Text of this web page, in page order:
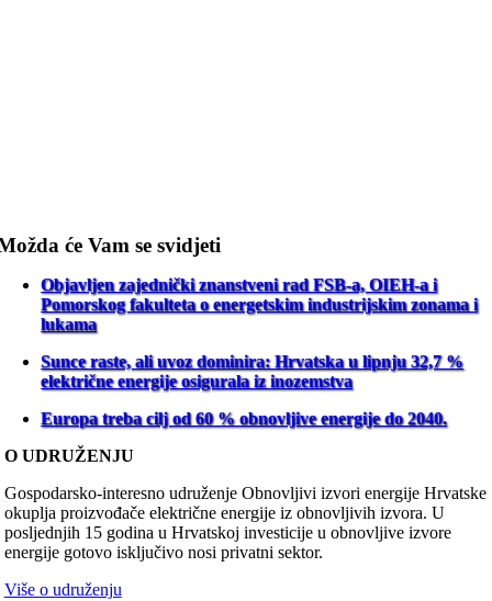
će Vam se svidjeti
Objavljen zajednički znanstveni rad FSB-a, OIEH-a i
Pomorskog fakulteta o energetskim industrijskim zonama i
lukama
Sunce raste, ali uvoz dominira: Hrvatska u lipnju 32,7 %
električne energije osigurala iz inozemstva
Europa treba cilj od 60 % obnovljive energije do 2040.
O UDRUŽENJU
Gospodarsko-interesno udruženje Obnovljivi izvori energije Hrvatske
okuplja proizvođače električne energije iz obnovljivih izvora. U
posljednjih 15 godina u Hrvatskoj investicije u obnovljive izvore
energije gotovo isključivo nosi privatni sektor.
Više o udruženju